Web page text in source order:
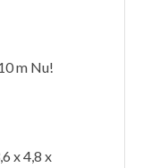
m Nu!
x 4,8 x